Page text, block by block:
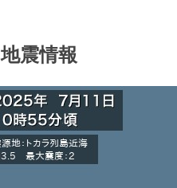
地震情報